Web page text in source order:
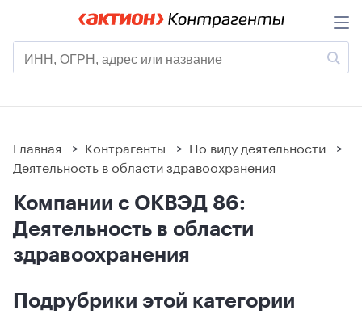
Главная > Контрагенты > По виду деятельности >
Деятельность в области здравоохранения
Компании с ОКВЭД 86:
Деятельность в области
здравоохранения
Подрубрики этой категории